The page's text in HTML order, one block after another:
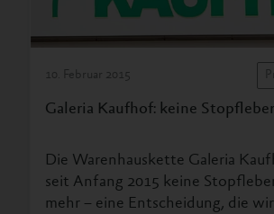
10. Februar 2015
Galeria Kaufhof: keine
Die Warenhauskette Galeria
seit Anfang 2015 keine
mehr – eine Entscheidung, die